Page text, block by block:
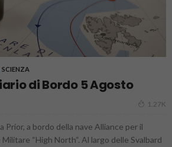
SCIENZA
di Bordo 5 Agosto
1.27K
Prior, a bordo della nave Alliance per il
“High North“. Al largo delle Svalbard